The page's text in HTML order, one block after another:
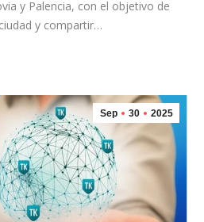
y Palencia, con el objetivo de
y compartir…
Sep 30 2025